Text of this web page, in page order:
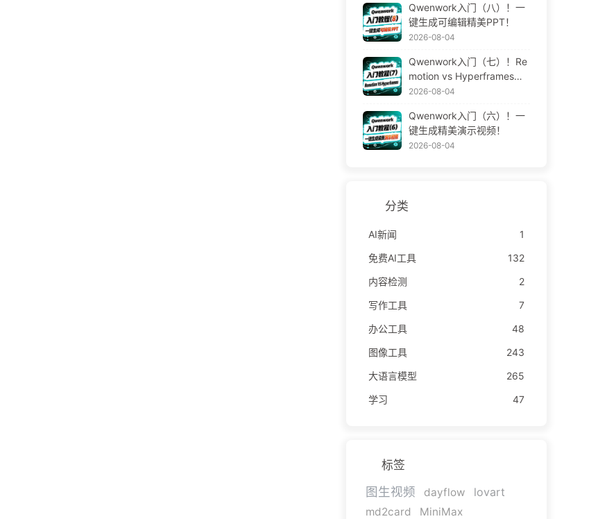
Qwenwork入门（八）！一
键生成可编辑精美PPT！
2026-08-04
Qwenwork入门（七）！Re
motion vs Hyperframes！A
I视频神器！
2026-08-04
Qwenwork入门（六）！一
键生成精美演示视频！
2026-08-04
分类
AI新闻
1
免费AI工具
132
内容检测
2
写作工具
7
办公工具
48
图像工具
243
大语言模型
265
学习
47
标签
图生视频 dayflow lovart
md2card MiniMax